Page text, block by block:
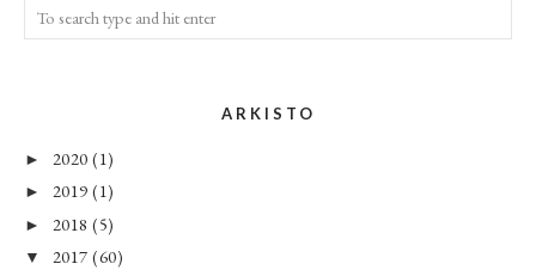
ARKISTO
► 2020 (1)
► 2019 (1)
► 2018 (5)
▼ 2017 (60)